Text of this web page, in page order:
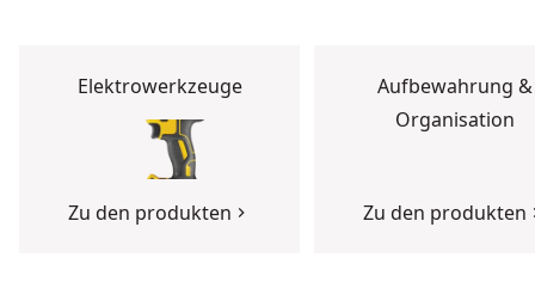
Elektrowerkzeuge
Zu den produkten
Aufbewahrung &
Organisation
Zu den produkten